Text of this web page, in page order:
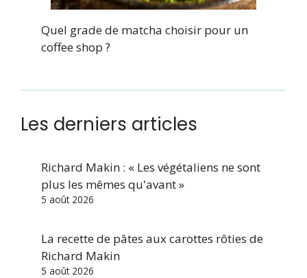
Quel grade de matcha choisir pour un
coffee shop ?
Les derniers articles
Richard Makin : « Les végétaliens ne sont
plus les mêmes qu'avant »
5 août 2026
La recette de pâtes aux carottes rôties de
Richard Makin
5 août 2026